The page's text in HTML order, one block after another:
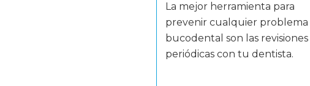
La mejor herramienta para
prevenir cualquier problema
bucodental son las revisiones
periódicas con tu dentista.